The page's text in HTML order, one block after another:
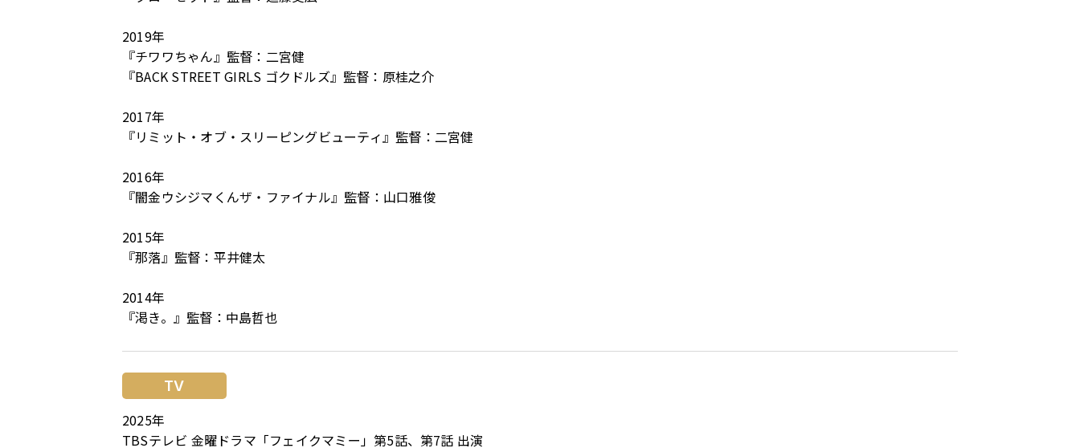
2019年
『チワワちゃん』監督：⼆宮健
『BACK STREET GIRLS ゴクドルズ』監督：原桂之介
2017年
『リミット・オブ・スリーピングビューティ』監督：⼆宮健
2016年
『闇⾦ウシジマくんザ・ファイナル』監督：⼭⼝雅俊
2015年
『那落』監督：平井健太
2014年
『渇き。』監督：中島哲也
TV
2025年
TBSテレビ 金曜ドラマ「フェイクマミー」第5話、第7話 出演